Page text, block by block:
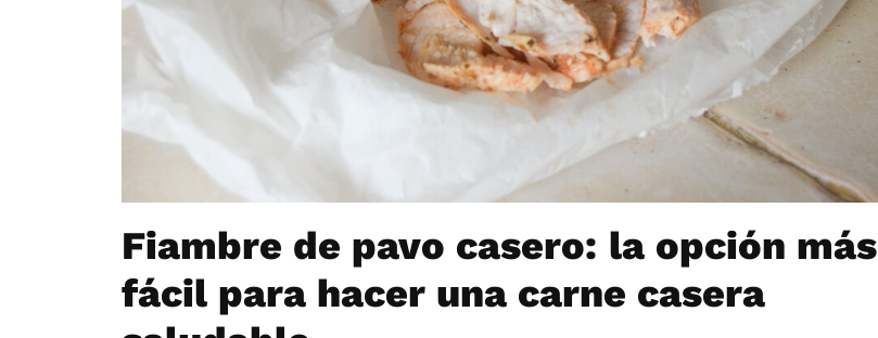
Fiambre de pavo casero: la opción más
fácil para hacer una carne casera